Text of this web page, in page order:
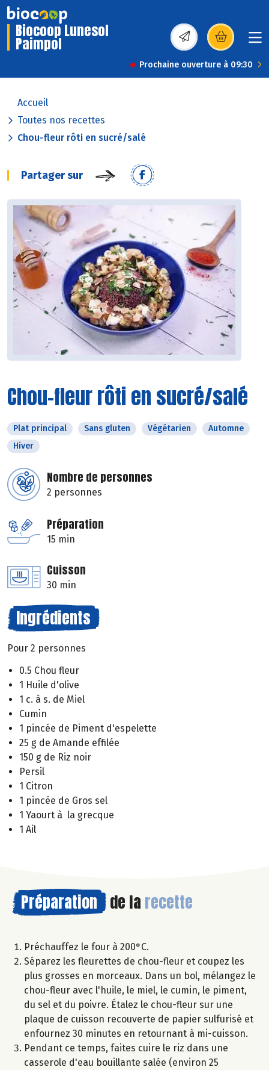
Biocoop Lunesol
Paimpol (s’ouvre dans une
Prochaine ouverture à 09:30
Accueil
Toutes nos recettes
Chou-fleur rôti en sucré/salé
Partager sur
Chou-fleur rôti en sucré/salé
Plat principal Sans gluten Végétarien
Automne
Hiver
Nombre de personnes
2 personnes
Préparation
15 min
Cuisson
30 min
Ingrédients
Pour 2 personnes
0.5 Chou fleur
1 Huile d'olive
1 c. à s. de Miel
Cumin
1 pincée de Piment d'espelette
25 g de Amande effilée
150 g de Riz noir
Persil
1 Citron
1 pincée de Gros sel
1 Yaourt à la grecque
1 Ail
Préparation de la recette
Préchauffez le four à 200°C.
Séparez les fleurettes de chou-fleur et coupez les
plus grosses en morceaux. Dans un bol, mélangez le
chou-fleur avec l'huile, le miel, le cumin, le piment,
du sel et du poivre. Étalez le chou-fleur sur une
plaque de cuisson recouverte de papier sulfurisé et
enfournez 30 minutes en retournant à mi-cuisson.
Pendant ce temps, faites cuire le riz dans une
casserole d'eau bouillante salée (environ 25